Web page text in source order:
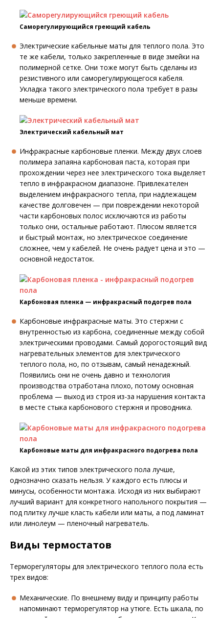
Саморегулирующийся греющий кабель
Электрические кабельные маты для теплого пола. Это
те же кабели, только закрепленные в виде змейки на
полимерной сетке. Они тоже могут быть сделаны из
резистивного или саморегулирующегося кабеля.
Укладка такого электрического пола требует в разы
меньше времени.
Электрический кабельный мат
Инфракрасные карбоновые пленки. Между двух слоев
полимера запаяна карбоновая паста, которая при
прохождении через нее электрического тока выделяет
тепло в инфракрасном диапазоне. Привлекателен
выделением инфракрасного тепла, при надлежащем
качестве долговечен — при повреждении некоторой
части карбоновых полос исключаются из работы
только они, остальные работают. Плюсом является
и быстрый монтаж, но электрическое соединение
сложнее, чем у кабелей. Не очень радует цена и это —
основной недостаток.
Карбоновая пленка — инфракрасный подогрев пола
Карбоновые инфракрасные маты. Это стержни с
внутренностью из карбона, соединенные между собой
электрическими проводами. Самый дорогостоящий вид
нагревательных элементов для электрического
теплого пола, но, по отзывам, самый ненадежный.
Появились они не очень давно и технология
производства отработана плохо, потому основная
проблема — выход из строя из-за нарушения контакта
в месте стыка карбонового стержня и проводника.
Карбоновые маты для инфракрасного подогрева пола
Какой из этих типов электрического пола лучше,
однозначно сказать нельзя. У каждого есть плюсы и
минусы, особенности монтажа. Исходя из них выбирают
лучший вариант для конкретного напольного покрытия —
под плитку лучше класть кабели или маты, а под ламинат
или линолеум — пленочный нагреватель.
Виды термостатов
Терморегуляторы для электрического теплого пола есть
трех видов:
Механические. По внешнему виду и принципу работы
напоминают терморегулятор на утюге. Есть шкала, по